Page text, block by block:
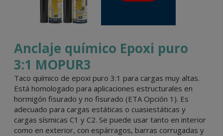
Anclaje químico Epoxi puro
3:1 MOPUR3
Taco químico de epoxi puro 3:1 para cargas muy altas.
Está homologado para aplicaciones estructurales en
hormigón fisurado y no fisurado (ETA Opción 1). Es
adecuado para cargas estáticas o cuasiestáticas y
cargas sísmicas C1 y C2. Se puede usar tanto en interior
como en exterior, con espárragos, barras corrugadas y